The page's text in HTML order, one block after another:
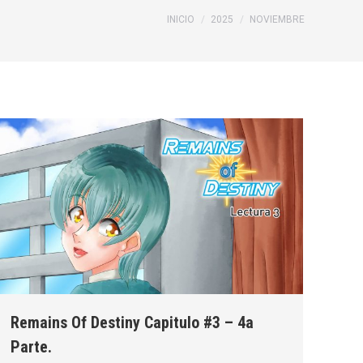
Estás aquí:
INICIO 2025 NOVIEMBRE
Remains Of Destiny Capitulo #3 – 4a
Parte.